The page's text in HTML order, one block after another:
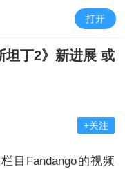
打开
坦丁2》新进展 或
+关注
目Fandango的视频